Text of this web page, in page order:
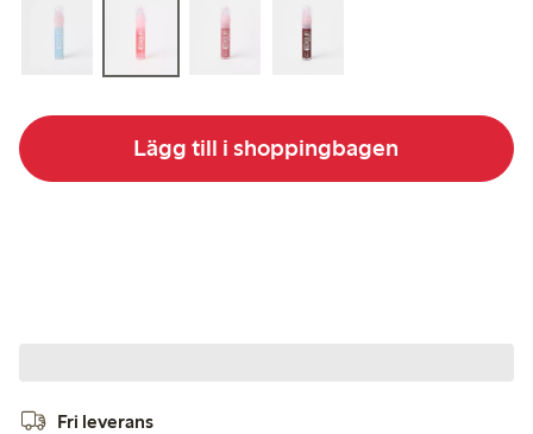
Lägg till i shoppingbagen
Fri leverans